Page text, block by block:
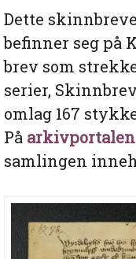
Dette
befinner seg på
brev som
serier,
omlag 167
På
samlingen